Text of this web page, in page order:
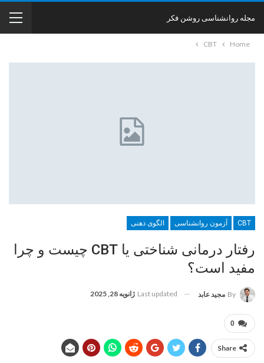
مجله روانشناسی روشن فکر
Home
CBT
CBT آزمون روانشناسی الگوی ذهنی
رفتار درمانی شناختی یا CBT چیست و چرا
مفید است؟
By مجید عابد Last updated ژانویه 28, 2025
0
Share